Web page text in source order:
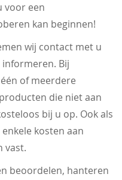
voor een
kan beginnen!
wij contact met u
Bij
of meerdere
die niet aan
bij u op. Ook als
kosten aan
vast.
beoordelen, hanteren